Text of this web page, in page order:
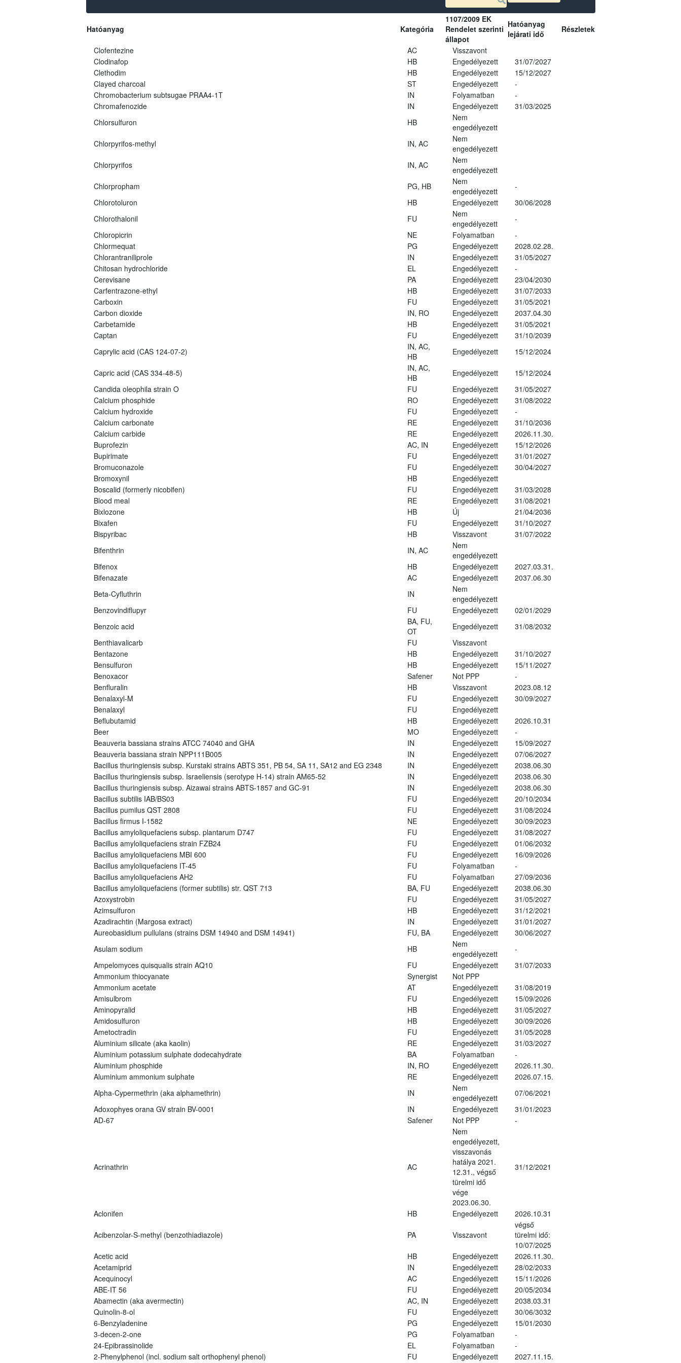
Hatóanyag Kategória
1107/2009 EK
Rendelet szerinti
állapot
Hatóanyag
lejárati idő
Részletek
Clofentezine AC
Visszavont
Clodinafop
HB Engedélyezett
31/07/2027
Clethodim
HB Engedélyezett
15/12/2027
Clayed charcoal
ST Engedélyezett
-
Chromobacterium subtsugae PRAA4-1T
IN Folyamatban
-
Chromafenozide
IN Engedélyezett
31/03/2025
Chlorsulfuron
HB
Nem
engedélyezett
Chlorpyrifos-methyl
IN, AC
Nem
engedélyezett
Chlorpyrifos
IN, AC
Nem
engedélyezett
Chlorpropham
PG, HB
Nem
engedélyezett
-
Chlorotoluron
HB Engedélyezett
30/06/2028
Chlorothalonil
FU
Nem
engedélyezett
-
Chloropicrin
NE Folyamatban
-
Chlormequat
PG Engedélyezett
2028.02.28.
Chlorantraniliprole
IN Engedélyezett
31/05/2027
Chitosan hydrochloride
EL Engedélyezett
-
Cerevisane
PA Engedélyezett
23/04/2030
Carfentrazone-ethyl
HB Engedélyezett
31/07/2033
Carboxin
FU Engedélyezett
31/05/2021
Carbon dioxide
IN, RO Engedélyezett
2037.04.30
Carbetamide
HB Engedélyezett
31/05/2021
Captan
FU Engedélyezett
31/10/2039
Caprylic acid (CAS 124-07-2)
IN, AC,
HB
Engedélyezett 15/12/2024
Capric acid (CAS 334-48-5)
IN, AC,
HB
Engedélyezett
15/12/2024
Candida oleophila strain O
FU Engedélyezett
31/05/2027
Calcium phosphide
RO Engedélyezett
31/08/2022
Calcium hydroxide
FU Engedélyezett
-
Calcium carbonate
RE Engedélyezett
31/10/2036
Calcium carbide
RE Engedélyezett
2026.11.30.
Buprofezin
AC, IN Engedélyezett
15/12/2026
Bupirimate
FU Engedélyezett
31/01/2027
Bromuconazole
FU Engedélyezett
30/04/2027
Bromoxynil
HB
Engedélyezett
Boscalid (formerly nicobifen)
FU Engedélyezett
31/03/2028
Blood meal
RE Engedélyezett
31/08/2021
Bixlozone
HB Új
21/04/2036
Bixafen
FU Engedélyezett
31/10/2027
Bispyribac
HB Visszavont
31/07/2022
Bifenthrin
IN, AC
Nem
engedélyezett
Bifenox
HB Engedélyezett
2027.03.31.
Bifenazate
AC Engedélyezett
2037.06.30
Beta-Cyfluthrin
IN
Nem
engedélyezett
Benzovindiflupyr
FU Engedélyezett
02/01/2029
Benzoic acid
BA, FU,
OT
Engedélyezett
31/08/2032
Benthiavalicarb
FU
Visszavont
Bentazone
HB Engedélyezett
31/10/2027
Bensulfuron
HB Engedélyezett
15/11/2027
Benoxacor
Safener Not PPP
-
Benfluralin
HB Visszavont
2023.08.12
Benalaxyl-M
FU Engedélyezett
30/09/2027
Benalaxyl
FU
Engedélyezett
Beflubutamid
HB Engedélyezett
2026.10.31
Beer
MO Engedélyezett
-
Beauveria bassiana strains ATCC 74040 and GHA
IN Engedélyezett
15/09/2027
Beauveria bassiana strain NPP111B005
IN Engedélyezett
07/06/2027
Bacillus thuringiensis subsp. Kurstaki strains ABTS 351, PB 54, SA 11, SA12 and EG 2348
IN Engedélyezett
2038.06.30
Bacillus thuringiensis subsp. Israeliensis (serotype H-14) strain AM65-52
IN Engedélyezett
2038.06.30
Bacillus thuringiensis subsp. Aizawai strains ABTS-1857 and GC-91
IN Engedélyezett
2038.06.30
Bacillus subtilis IAB/BS03
FU Engedélyezett
20/10/2034
Bacillus pumilus QST 2808
FU Engedélyezett
31/08/2024
Bacillus firmus I-1582
NE Engedélyezett
30/09/2023
Bacillus amyloliquefaciens subsp. plantarum D747
FU Engedélyezett
31/08/2027
Bacillus amyloliquefaciens strain FZB24
FU Engedélyezett
01/06/2032
Bacillus amyloliquefaciens MBI 600
FU Engedélyezett
16/09/2026
Bacillus amyloliquefaciens IT-45
FU Folyamatban
-
Bacillus amyloliquefaciens AH2
FU Folyamatban
27/09/2036
Bacillus amyloliquefaciens (former subtilis) str. QST 713
BA, FU Engedélyezett
2038.06.30
Azoxystrobin
FU Engedélyezett
31/05/2027
Azimsulfuron
HB Engedélyezett
31/12/2021
Azadirachtin (Margosa extract)
IN Engedélyezett
31/01/2027
Aureobasidium pullulans (strains DSM 14940 and DSM 14941)
FU, BA Engedélyezett
30/06/2027
Asulam sodium
HB
Nem
engedélyezett
-
Ampelomyces quisqualis strain AQ10
FU Engedélyezett
31/07/2033
Ammonium thiocyanate
Synergist
Not PPP
Ammonium acetate
AT Engedélyezett
31/08/2019
Amisulbrom
FU Engedélyezett
15/09/2026
Aminopyralid
HB Engedélyezett
31/05/2027
Amidosulfuron
HB Engedélyezett
30/09/2026
Ametoctradin
FU Engedélyezett
31/05/2028
Aluminium silicate (aka kaolin)
RE Engedélyezett
31/03/2027
Aluminium potassium sulphate dodecahydrate
BA Folyamatban
-
Aluminium phosphide
IN, RO Engedélyezett
2026.11.30.
Aluminium ammonium sulphate
RE Engedélyezett
2026.07.15.
Alpha-Cypermethrin (aka alphamethrin)
IN
Nem
engedélyezett
07/06/2021
Adoxophyes orana GV strain BV-0001
IN Engedélyezett
31/01/2023
AD-67
Safener Not PPP -
Acrinathrin AC
Nem
engedélyezett,
visszavonás
hatálya 2021.
12.31., végső
türelmi idő
vége
2023.06.30.
31/12/2021
Aclonifen HB Engedélyezett 2026.10.31
Acibenzolar-S-methyl (benzothiadiazole) PA Visszavont
végső
türelmi idő:
10/07/2025
Acetic acid
HB Engedélyezett
2026.11.30.
Acetamiprid
IN Engedélyezett
28/02/2033
Acequinocyl
AC Engedélyezett
15/11/2026
ABE-IT 56
FU Engedélyezett
20/05/2034
Abamectin (aka avermectin)
AC, IN Engedélyezett
2038.03.31
Quinolin-8-ol
FU Engedélyezett
30/06/3032
6-Benzyladenine
PG Engedélyezett
15/01/2030
3-decen-2-one
PG Folyamatban
-
24-Epibrassinolide
EL Folyamatban
-
2-Phenylphenol (incl. sodium salt orthophenyl phenol)
FU Engedélyezett
2027.11.15.